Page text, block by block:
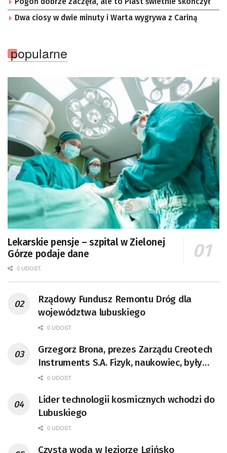
Dwa ciosy w dwie minuty i Warta wygrywa z Cariną
popularne
Lekarskie pensje – szpital w Zielonej
Górze podaje dane
0 UDOST.
Rządowy Fundusz Remontu Dróg dla
województwa lubuskiego
0 UDOST.
Grzegorz Brona, prezes Zarządu Creotech
Instruments S.A. Fizyk, naukowiec, były
pracownik CERN w Genewie,
doktor habilitowany nauk fizycznych,
koordynator Rady Sektorowej ds.
Kompetencji Przemysłu Lotniczo-
0 UDOST.
Lider technologii kosmicznych wchodzi do
Lubuskiego
0 UDOST.
Czysta woda w Jeziorze Lgińsko